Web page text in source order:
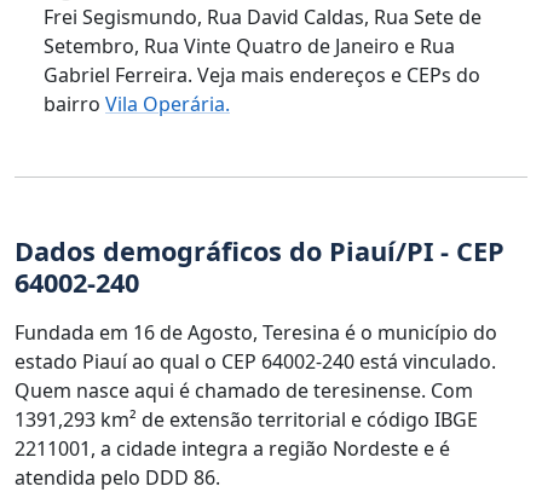
Frei Segismundo, Rua David Caldas, Rua Sete de
Setembro, Rua Vinte Quatro de Janeiro e Rua
Gabriel Ferreira. Veja mais endereços e CEPs do
bairro Vila Operária.
Dados demográficos do Piauí/PI - CEP
64002-240
Fundada em 16 de Agosto, Teresina é o município do
estado Piauí ao qual o CEP 64002-240 está vinculado.
Quem nasce aqui é chamado de teresinense. Com
1391,293 km² de extensão territorial e código IBGE
2211001, a cidade integra a região Nordeste e é
atendida pelo DDD 86.